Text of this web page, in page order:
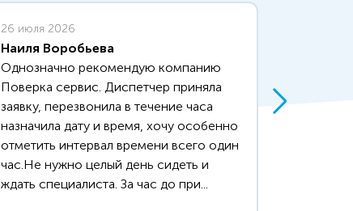
26 июля 2026
Наиля Воробьева
Однозначно рекомендую компанию
Поверка сервис. Диспетчер приняла
заявку, перезвонила в течение часа
назначила дату и время, хочу особенно
отметить интервал времени всего один
час.Не нужно целый день сидеть и
ждать специалиста. За час до при...